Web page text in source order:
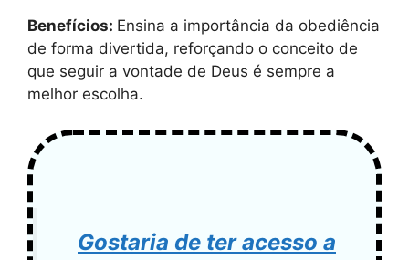
Benefícios: Ensina a importância da obediência
de forma divertida, reforçando o conceito de
que seguir a vontade de Deus é sempre a
melhor escolha.
Gostaria de ter acesso a